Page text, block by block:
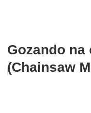
Gozando na
(Chainsaw